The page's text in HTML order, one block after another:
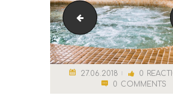
[:ru]Тайский Массаж2[:]
27.06.2018 0
0 COMMENTS